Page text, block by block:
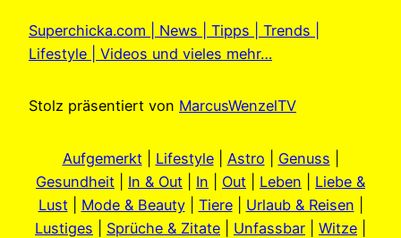
Superchicka.com | News | Tipps | Trends |
Lifestyle | Videos und vieles mehr…
Stolz präsentiert von MarcusWenzelTV
Aufgemerkt| Lifestyle| Astro Genuss
Gesundheit
In & Out In Out Leben
Liebe &
Lust| Mode & Beauty| Tiere| Urlaub & Reisen
Lustiges
Sprüche & Zitate Unfassbar Witze